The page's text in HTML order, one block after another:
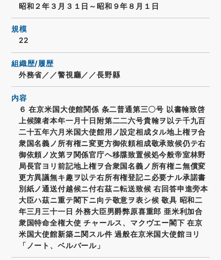
昭和２年３月３１日～昭和９年８月１日
規模
22
組織歴/履歴
外務省／／警視廳／／長野縣
内容
６ 在京米国大使館関係 条二普通第三〇号 以書翰致啓
上候陳者本年一月十日附第二二六号貴翰ヲ以テ千九百
二十五年六月米国大使館用ノ設定相成タル地上権ヲ合
衆国名義ノ所有権ニ変更方御依頼相成敬承致候仍テ右
御依頼ノ次第ヲ関係官庁ヘ移牒致置候処今般帝室林野
局長官ヨリ前記地上権ヲ合衆国名義ノ所有権ニ無償変
更方異議無キ趣ヲ以テ右所有権登記ニ必要ナル承諾書
別紙ノ通送付越候ニ付右茲ニ転送致候 右回答申進旁本
大臣ハ茲ニ重テ閣下ニ向テ敬意ヲ表シ候 敬具 昭和二
年三月三十一日 外務大臣男爵弊原喜重郎 亜米利加合
衆国特命全権大使 チャールス、マクヴエー閣下 在京
米国大使館新築ニ関スル件 過般在京米国大使館ヨリ
「ノート、ベルバール」